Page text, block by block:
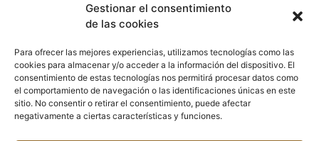
Gestionar el consentimiento
de las cookies
Para ofrecer las mejores experiencias, utilizamos tecnologías como las
cookies para almacenar y/o acceder a la información del dispositivo. El
consentimiento de estas tecnologías nos permitirá procesar datos como
el comportamiento de navegación o las identificaciones únicas en este
sitio. No consentir o retirar el consentimiento, puede afectar
negativamente a ciertas características y funciones.
mailenerxetika@feiragalicia.com
ENLACES
Aviso legal
Política de privacidad